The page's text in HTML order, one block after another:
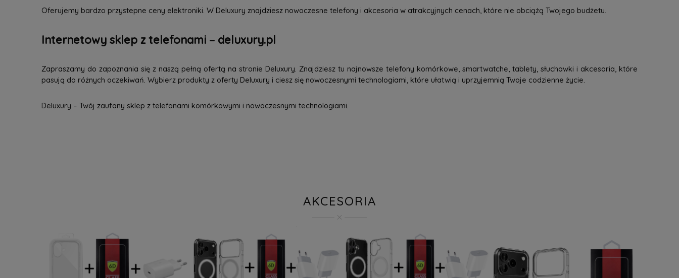
Oferujemy bardzo przystepne ceny elektroniki. W Deluxury znajdziesz nowoczesne telefony i akcesoria w atrakcyjnych cenach, które nie obciążą Twojego budżetu.
Internetowy sklep z telefonami – deluxury.pl
Zapraszamy do zapoznania się z naszą pełną ofertą na stronie Deluxury. Znajdziesz tu najnowsze telefony komórkowe, smartwatche, tablety, słuchawki i akcesoria, które
pasują do różnych oczekiwań. Wybierz produkty z oferty Deluxury i ciesz się nowoczesnymi technologiami, które ułatwią i uprzyjemnią Twoje codzienne życie.
Deluxury – Twój zaufany sklep z telefonami komórkowymi i nowoczesnymi technologiami.
AKCESORIA